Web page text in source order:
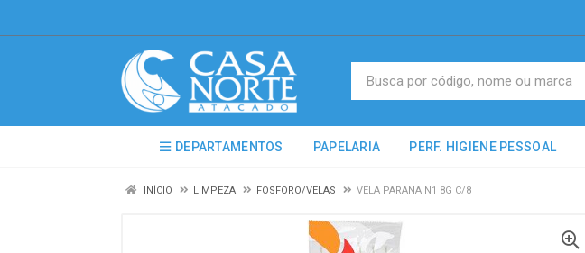
DEPARTAMENTOS PAPELARIA PERF. HIGIENE PESSOAL
INÍCIO LIMPEZA FOSFORO/VELAS VELA PARANA N1 8G C/8